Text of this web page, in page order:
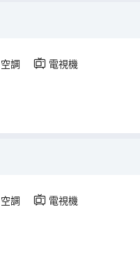
空調 電視機
空調 電視機